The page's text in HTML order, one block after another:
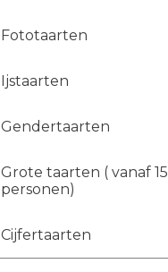
Fototaarten
Ijstaarten
Gendertaarten
Grote taarten ( vanaf 15
personen)
Cijfertaarten